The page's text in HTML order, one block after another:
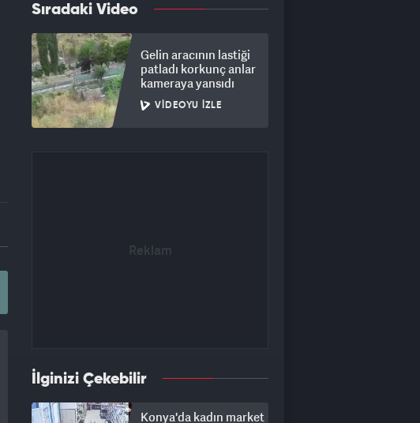
Sıradaki Video
Gelin aracının lastiği
patladı korkunç anlar
kameraya yansıdı
VIDEOYU İZLE
İlginizi Çekebilir
Konya'da kadın market